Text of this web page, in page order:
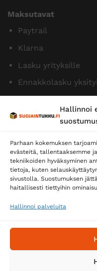
Hallinnoi
Parhaan kokemuksen
evästeitä, tallentaaksemme
tekniikoiden hyväksyminen
tietoja, kuten
sivustolla. Suostumuksen
haitallisesti tiettyihin
Hallinnoi palveluita
Maksutavat
Paytrail
Klarna
Lasku yrityksille
Ennakkolasku
Toimitustavat
Posti
Matkahuolto
Tilaa uutiskirje ja